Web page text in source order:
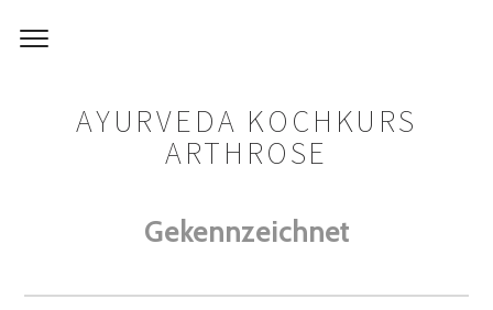
AYURVEDA KOCHKURS
ARTHROSE
Gekennzeichnet